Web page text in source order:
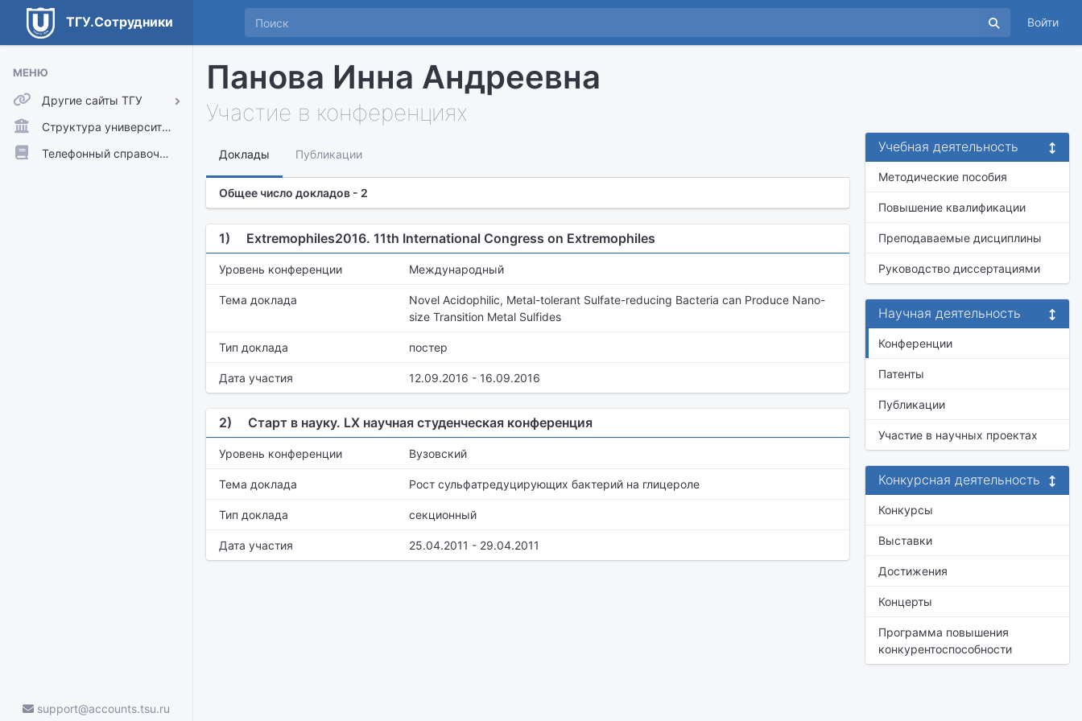
ТГУ.Сотрудники Войти
МЕНЮ
Другие сайты ТГУ
ТГУ.Аккаунты
ТГУ.Расписание
Структура университета
Телефонный справочник
support@accounts.tsu.ru
Панова Инна Андреевна
Участие в конференциях
Доклады Публикации
Общее число докладов - 2
1) Extremophiles2016. 11th International Congress on Extremophiles
Уровень конференции Международный
Тема доклада
Novel Acidophilic, Metal-tolerant Sulfate-reducing Bacteria can Produce Nano-
size Transition Metal Sulfides
Тип доклада постер
Дата участия 12.09.2016 - 16.09.2016
2) Старт в науку. LX научная студенческая конференция
Уровень конференции Вузовский
Тема доклада Рост сульфатредуцирующих бактерий на глицероле
Тип доклада секционный
Дата участия 25.04.2011 - 29.04.2011
Учебная деятельность
Методические пособия
Повышение квалификации
Преподаваемые дисциплины
Руководство диссертациями
Научная деятельность
Конференции
Патенты
Публикации
Участие в научных проектах
Конкурсная деятельность
Конкурсы
Выставки
Достижения
Концерты
Программа повышения
конкурентоспособности